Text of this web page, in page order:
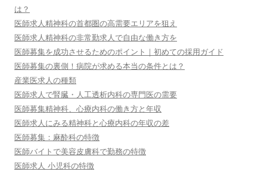
は？
医師求人精神科の首都圏の高需要エリアを狙え
医師求人精神科の非常勤求人で自由な働き方を
医師募集を成功させるためのポイント｜初めての採用ガイド
医師募集の裏側！病院が求める本当の条件とは？
産業医求人の種類
医師求人で腎臓・人工透析内科の専門医の需要
医師募集精神科、心療内科の働き方と年収
医師求人にみる精神科と心療内科の年収の差
医師募集：麻酔科の特徴
医師バイトで美容皮膚科で勤務の特徴
医師求人 小児科の特徴